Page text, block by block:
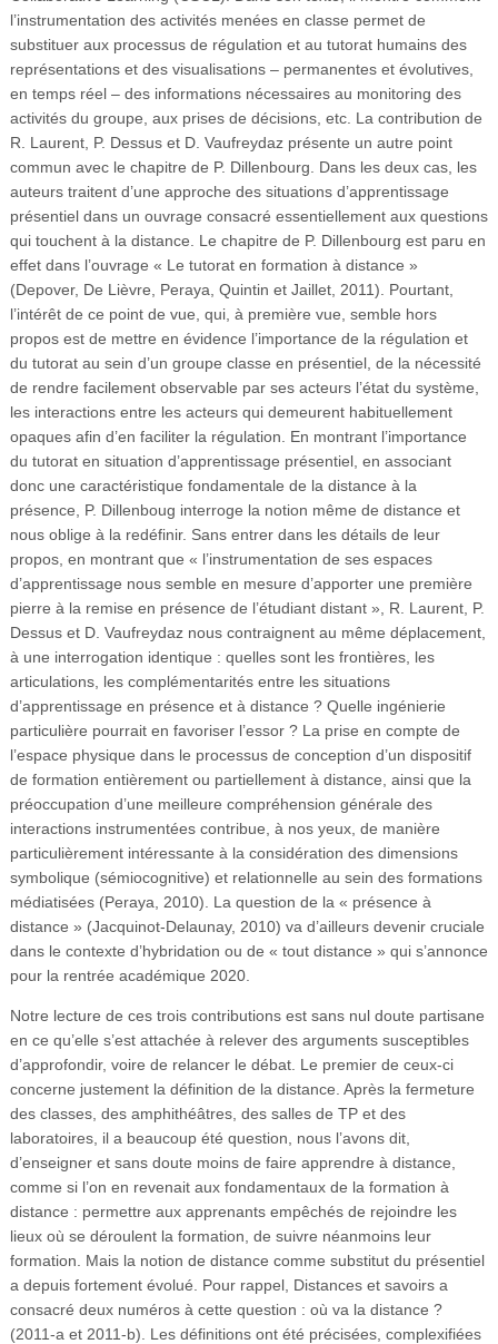
l’instrumentation des activités menées en classe permet de
substituer aux processus de régulation et au tutorat humains des
représentations et des visualisations – permanentes et évolutives,
en temps réel – des informations nécessaires au monitoring des
activités du groupe, aux prises de décisions, etc. La contribution de
R. Laurent, P. Dessus et D. Vaufreydaz présente un autre point
commun avec le chapitre de P. Dillenbourg. Dans les deux cas, les
auteurs traitent d’une approche des situations d’apprentissage
présentiel dans un ouvrage consacré essentiellement aux questions
qui touchent à la distance. Le chapitre de P. Dillenbourg est paru en
effet dans l’ouvrage « Le tutorat en formation à distance »
(Depover, De Lièvre, Peraya, Quintin et Jaillet, 2011). Pourtant,
l’intérêt de ce point de vue, qui, à première vue, semble hors
propos est de mettre en évidence l’importance de la régulation et
du tutorat au sein d’un groupe classe en présentiel, de la nécessité
de rendre facilement observable par ses acteurs l’état du système,
les interactions entre les acteurs qui demeurent habituellement
opaques afin d’en faciliter la régulation. En montrant l’importance
du tutorat en situation d’apprentissage présentiel, en associant
donc une caractéristique fondamentale de la distance à la
présence, P. Dillenboug interroge la notion même de distance et
nous oblige à la redéfinir. Sans entrer dans les détails de leur
propos, en montrant que « l’instrumentation de ses espaces
d’apprentissage nous semble en mesure d’apporter une première
pierre à la remise en présence de l’étudiant distant », R. Laurent, P.
Dessus et D. Vaufreydaz nous contraignent au même déplacement,
à une interrogation identique : quelles sont les frontières, les
articulations, les complémentarités entre les situations
d’apprentissage en présence et à distance ? Quelle ingénierie
particulière pourrait en favoriser l’essor ? La prise en compte de
l’espace physique dans le processus de conception d’un dispositif
de formation entièrement ou partiellement à distance, ainsi que la
préoccupation d’une meilleure compréhension générale des
interactions instrumentées contribue, à nos yeux, de manière
particulièrement intéressante à la considération des dimensions
symbolique (sémiocognitive) et relationnelle au sein des formations
médiatisées (Peraya, 2010). La question de la « présence à
distance » (Jacquinot-Delaunay, 2010) va d’ailleurs devenir cruciale
dans le contexte d’hybridation ou de « tout distance » qui s’annonce
pour la rentrée académique 2020.
Notre lecture de ces trois contributions est sans nul doute partisane
en ce qu’elle s’est attachée à relever des arguments susceptibles
d’approfondir, voire de relancer le débat. Le premier de ceux-ci
concerne justement la définition de la distance. Après la fermeture
des classes, des amphithéâtres, des salles de TP et des
laboratoires, il a beaucoup été question, nous l’avons dit,
d’enseigner et sans doute moins de faire apprendre à distance,
comme si l’on en revenait aux fondamentaux de la formation à
distance : permettre aux apprenants empêchés de rejoindre les
lieux où se déroulent la formation, de suivre néanmoins leur
formation. Mais la notion de distance comme substitut du présentiel
a depuis fortement évolué. Pour rappel, Distances et savoirs a
consacré deux numéros à cette question : où va la distance ?
(2011-a et 2011-b). Les définitions ont été précisées, complexifiées